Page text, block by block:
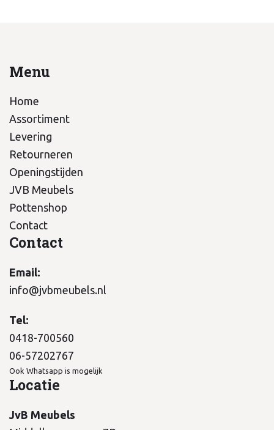
Menu
Home
Assortiment
Levering
Retourneren
Openingstijden
JVB Meubels
Pottenshop
Contact
Contact
Email:
info@jvbmeubels.nl
Tel:
0418-700560
06-57202767
Ook Whatsapp is mogelijk
Locatie
JvB Meubels